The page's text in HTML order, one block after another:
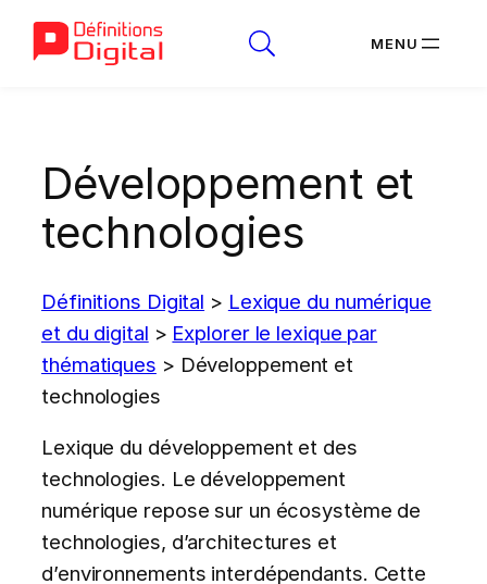
contenu
Développement et
technologies
Définitions Digital > Lexique du numérique
et du digital > Explorer le lexique par
thématiques > Développement et
technologies
Lexique du développement et des
technologies. Le développement
numérique repose sur un écosystème de
technologies, d’architectures et
d’environnements interdépendants. Cette